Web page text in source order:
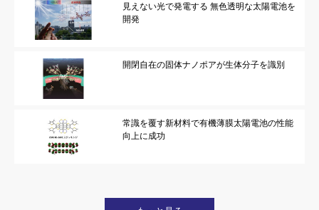
見えない光で発電する 無色透明な太陽電池を
開発
開閉自在の固体ナノポアが生体分子を識別
常識を覆す新材料で有機薄膜太陽電池の性能
向上に成功